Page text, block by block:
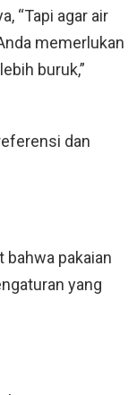
“Tapi agar air
memerlukan
buruk,”
dan
bahwa pakaian
yang